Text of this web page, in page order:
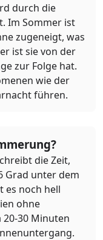
durch die
Im Sommer ist
zugeneigt, was
ist sie von der
zur Folge hat.
wie der
führen.
die Zeit,
Grad unter dem
es noch hell
ohne
20-30 Minuten